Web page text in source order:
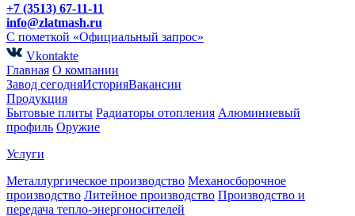
+7 (3513) 67-11-11
info@zlatmash.ru
С пометкой «Официальный запрос»
Vkontakte
Главная О компании
Завод сегодняИсторияВакансии
Продукция
Бытовые плиты Радиаторы отопления Алюминиевый
профиль Оружие
Услуги
Металлургическое производство Механосборочное
производство Литейное производство Производство и
передача тепло-энергоносителей